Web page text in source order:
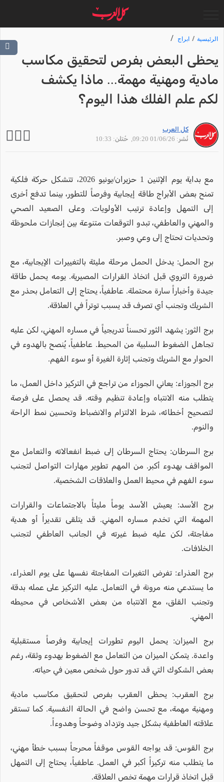
الرئيسية ابراج
يحظى البعض بفرص لتحقيق مكاسب
مادية ومهنية مهمة... ماذا يكشف
لكم علم الفلك هذا اليوم؟
كل العرب
نُشر: 01/06/26 09:20
, حُتلن: 10:33
مع بداية يوم الإثنين 1 حزيران/يونيو 2026، تتشكل حركة فلكية
تمنح بعض الأبراج طاقة إيجابية وفرصاً للتطور، بينما تدفع أخرى
إلى التمهل وإعادة ترتيب الأولويات. وعلى الصعيد الصحي
والمهني والعاطفي، تبدو التوقعات متنوعة بين إنجازات ملحوظة
وتحديات تحتاج إلى وعي وصبر.
برج الحمل: يدخل الحمل مرحلة مليئة بالتغييرات الإيجابية، مع
ضرورة التروي قبل اتخاذ القرارات المصيرية. يومه يحمل طاقة
جيدة وأخباراً سارة محتملة. عاطفياً، يحتاج إلى التعامل بحذر مع
الشريك وتجنب أي تصرف قد يسبب توتراً في العلاقة.
برج الثور: يشهد الثور تحسناً تدريجياً في مساره المهني، لكن عليه
تجاهل الضغوط السلبية من المحيط. عاطفياً، يُنصح بالهدوء في
الحوار مع الشريك وتجنب إثارة الغيرة أو سوء الفهم.
برج الجوزاء: يعاني الجوزاء من تراجع في التركيز داخل العمل، ما
يتطلب منه الانتباه وإعادة تنظيم وقته. قد يحصل على فرصة
لتصحيح أخطائه، شرط الالتزام والانضباط وتحسين نمط الراحة
والنوم.
برج السرطان: يحتاج السرطان إلى ضبط انفعالاته والتعامل مع
المواقف بهدوء أكبر. من المهم تطوير مهارات التواصل لتجنب
سوء الفهم في محيط العمل والعلاقات الشخصية.
برج الأسد: يعيش الأسد يوماً مليئاً بالاجتماعات والقرارات
المهمة التي تخدم مساره المهني. قد يتلقى تقديراً أو هدية
مفاجئة، لكن عليه ضبط غيرته في الجانب العاطفي لتجنب
الخلافات.
برج العذراء: تفرض التغيرات المفاجئة نفسها على يوم العذراء،
ما يستدعي منه مرونة في التعامل. عليه التركيز على عمله بدقة
وتجنب القلق، مع الانتباه من بعض الأشخاص في محيطه
المهني.
برج الميزان: يحمل اليوم تطورات إيجابية وفرصاً مستقبلية
واعدة. يتمكن الميزان من التعامل مع الضغوط بهدوء وثقة، رغم
بعض الشكوك التي قد تدور حول شخص معين في حياته.
برج العقرب: يحظى العقرب بفرص لتحقيق مكاسب مادية
ومهنية مهمة، مع تحسن واضح في الحالة النفسية. كما تستقر
علاقته العاطفية بشكل جيد وتزداد وضوحاً وهدوءاً.
برج القوس: قد يواجه القوس موقفاً محرجاً بسبب خطأ مهني،
ما يتطلب منه تركيزاً أكبر في العمل. عاطفياً، يحتاج إلى التمهل
قبل اتخاذ قرارات مهمة تخص العلاقة.